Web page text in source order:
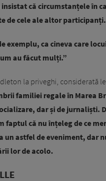
insistat că circumstanțele în
de cele ale altor participanți.
exemplu, ca cineva care
au făcut mulți.”
la priveghi, considerată
familiei regale în Marea
dar și de jurnaliști.
faptul că nu înțeleg de ce
astfel de eveniment, dar
lor de acolo.